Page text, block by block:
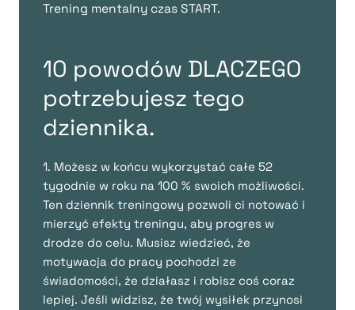
Trening mentalny czas START.
10 powodów DLACZEGO
potrzebujesz tego
dziennika.
1. Możesz w końcu wykorzystać całe 52
tygodnie w roku na 100 % swoich możliwości.
Ten dziennik treningowy pozwoli ci notować i
mierzyć efekty treningu, aby progres w
drodze do celu. Musisz wiedzieć, że
motywacja do pracy pochodzi ze
świadomości, że działasz i robisz coś coraz
lepiej. Jeśli widzisz, że twój wysiłek przynosi